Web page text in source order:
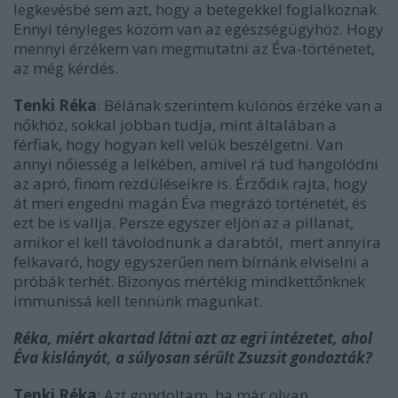
legkevésbé sem azt, hogy a betegekkel foglalkoznak.
Ennyi tényleges közöm van az egészségügyhöz. Hogy
mennyi érzékem van megmutatni az Éva-történetet,
az még kérdés.
Tenki Réka: Bélának szerintem különös érzéke van a
nőkhöz, sokkal jobban tudja, mint általában a
férfiak, hogy hogyan kell velük beszélgetni. Van
annyi nőiesség a lelkében, amivel rá tud hangolódni
az apró, finom rezdüléseikre is. Érződik rajta, hogy
át meri engedni magán Éva megrázó történetét, és
ezt be is vallja. Persze egyszer eljön az a pillanat,
amikor el kell távolodnunk a darabtól, mert annyira
felkavaró, hogy egyszerűen nem bírnánk elviselni a
próbák terhét. Bizonyos mértékig mindkettőnknek
immunissá kell tennünk magunkat.
Réka, miért akartad látni azt az egri intézetet, ahol
Éva kislányát, a súlyosan sérült Zsuzsit gondozták?